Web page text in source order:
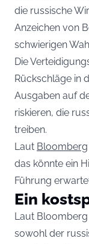
die russische
Anzeichen von
schwierigen
Die
Rückschläge in
Ausgaben auf
riskieren, die
treiben.
Laut Bloomberg
das könnte ein
Führung
Ein
Laut
sowohl der